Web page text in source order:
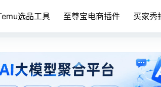
选品工具 至尊宝电商插件 买家秀